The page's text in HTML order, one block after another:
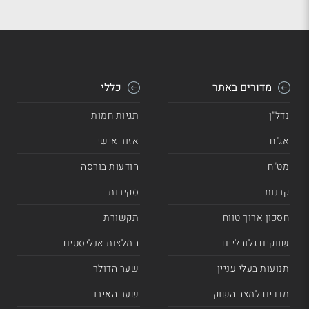
מדורים באתר
נדל"ן
אג"ח
מט"ח
קרנות
חסכון ארוך טווח
שווקים גלובליים
תנועות בעלי עניין
מדדים למצב השוק
כללי
תגיות חמות
אזור אישי
הודעות בורסה
סקירות
תקשורת
המלצות אנליסטים
שער הדולר
שער האירו